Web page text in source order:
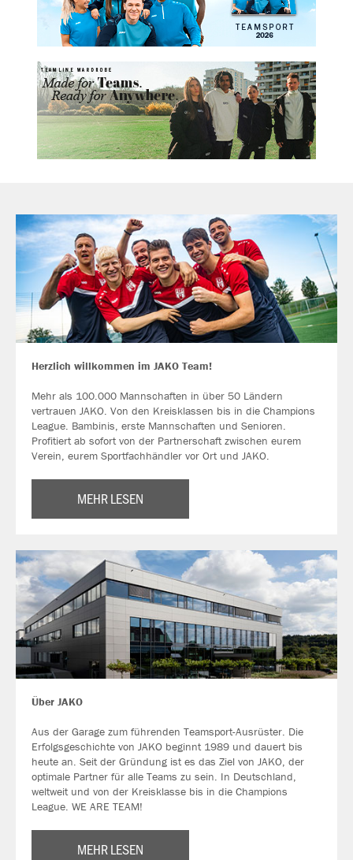
Herzlich willkommen im JAKO Team!
Mehr als 100.000 Mannschaften in über 50 Ländern
vertrauen JAKO. Von den Kreisklassen bis in die Champions
League. Bambinis, erste Mannschaften und Senioren.
Profitiert ab sofort von der Partnerschaft zwischen eurem
Verein, eurem Sportfachhändler vor Ort und JAKO.
MEHR LESEN
Über JAKO
Aus der Garage zum führenden Teamsport-Ausrüster. Die
Erfolgsgeschichte von JAKO beginnt 1989 und dauert bis
heute an. Seit der Gründung ist es das Ziel von JAKO, der
optimale Partner für alle Teams zu sein. In Deutschland,
weltweit und von der Kreisklasse bis in die Champions
League. WE ARE TEAM!
MEHR LESEN